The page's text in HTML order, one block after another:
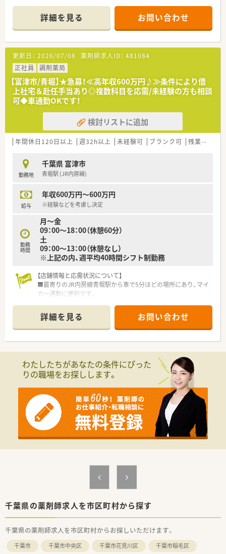
■広々とした薬局！休憩室でも快適に過ごせます。
■門前クリニックが漢方も処方します。漢方に興味がある方に
もお勧めです！
○こんな会社です○
■千葉県を中心に3件の薬局を経営している企業です。
■有休消化率は80％以上！お互いに協力し、自分のスケジュール
に合わせてお休みを取りやすい環境です。
■小規模経営ですが、枚数も増加傾向にあり、企業基盤も整って
おります。
詳細を見る お問い合わせ
更新日： 2026/07/08 薬剤師求人ID： 481084
正社員
調剤薬局
【富津市/青堀】★急募！≪高年収600万円♪≫条件により借
上社宅＆赴任手当あり◎複数科目を応需/未経験の方も相談
可◆車通勤OKです！
検討リストに追加
年間休日120日以上 週32h以上 未経験可 ブランク可 残業なし(ほぼなし含む)
勤務地
千葉県 富津市
青堀駅 (JR内房線)
給与
年収600万円～600万円
※経験などを考慮し決定
勤務
時間
月～金
09：00～18：00（休憩60分）
土
09：00～13：00（休憩なし）
※上記の内、週平均40時間シフト制勤務
【店舗情報と応需状況について】
■最寄りのJR内房線青堀駅から車で5分ほどの場所にあり、マイ
カー通勤に便利です。
80枚です。
■薬剤師は正社員2名とパート1名、事務4名で協力し合いながら
業務を進めています。
■有給消化率80%以上を維持しており、職員が休みやすい職場
環境づくりに努めています。
■外部研修への参加費用は会社が全額負担し、従業員のスキルア
■借上社宅制度や社員旅行など、独自の福利厚生で働きやすい環
境を追求しています。
【こんな方が活躍中】
■ワークライフバランスを大切にし、オンとオフを切り替えなが
ら働く方が活躍中です。
■アットホームな環境の中で、地域の患者様と丁寧な関係を築い
■年収600万円という安定した収入を得ながら、専門性を磨きキ
ャリアを築いています。
■まずは収入を安定させたい、年収600万円という高待遇を希望
する方におすすめです。
充実させたい方へ。
■漢方薬や在宅医療の知識を深め、薬剤師としての専門性を高め
たい方におすすめです。
詳細を見る お問い合わせ
わたしたちがあなたの条件にぴった
りの職場をお探しします。
千葉県の薬剤師求人を市区町村から探す
千葉県の薬剤師求人を市区町村からお探しいただけます。
千葉市 千葉市中央区 千葉市花見川区 千葉市稲毛区